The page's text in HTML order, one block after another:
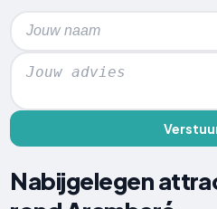
Nabijgelegen